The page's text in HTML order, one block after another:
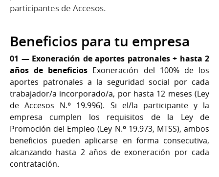
participantes de Accesos.
Beneficios para tu empresa
01 — Exoneración de aportes patronales + hasta 2
años de beneficios Exoneración del 100% de los
aportes patronales a la seguridad social por cada
trabajador/a incorporado/a, por hasta 12 meses (Ley
de Accesos N.º 19.996). Si el/la participante y la
empresa cumplen los requisitos de la Ley de
Promoción del Empleo (Ley N.º 19.973, MTSS), ambos
beneficios pueden aplicarse en forma consecutiva,
alcanzando hasta 2 años de exoneración por cada
contratación.